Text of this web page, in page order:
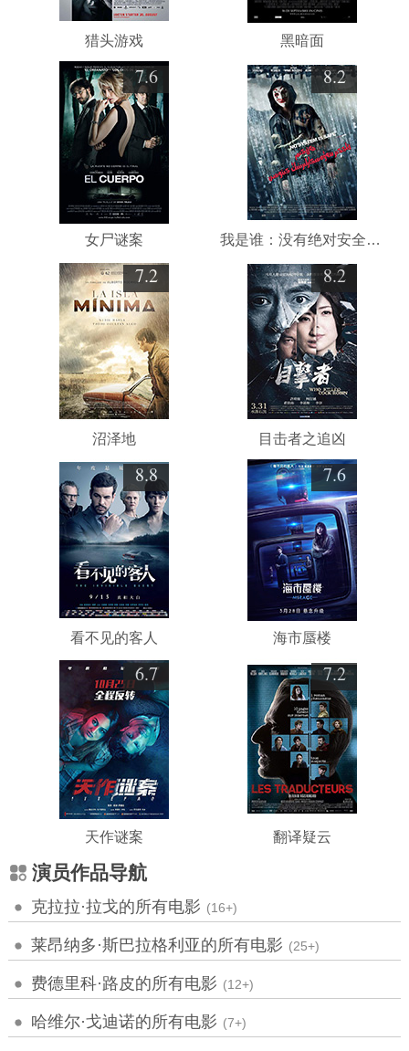
猎头游戏 黑暗面
7.6
女尸谜案
8.2
我是谁：没有绝对安全的系统
7.2
沼泽地
8.2
目击者之追凶
8.8
看不见的客人
7.6
海市蜃楼
6.7
天作谜案
7.2
翻译疑云
演员作品导航
克拉拉·拉戈的所有电影 (16+)
莱昂纳多·斯巴拉格利亚的所有电影 (25+)
费德里科·路皮的所有电影 (12+)
哈维尔·戈迪诺的所有电影 (7+)